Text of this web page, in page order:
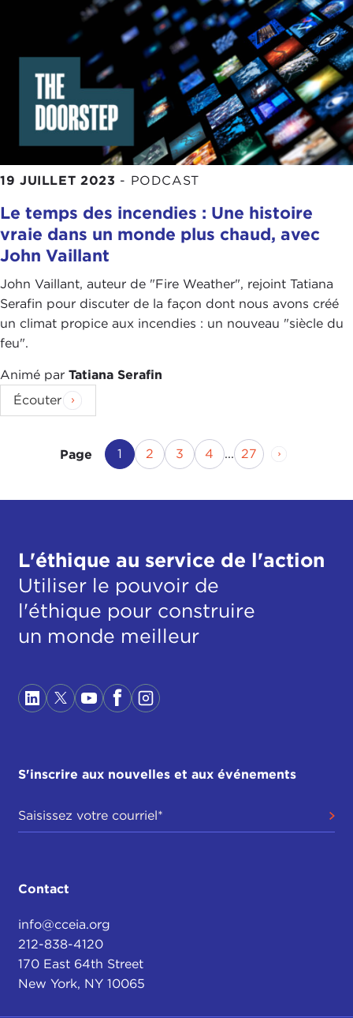
19 JUILLET 2023 - PODCAST
Le temps des incendies : Une histoire
vraie dans un monde plus chaud, avec
John Vaillant
John Vaillant, auteur de "Fire Weather", rejoint Tatiana
Serafin pour discuter de la façon dont nous avons créé
un climat propice aux incendies : un nouveau "siècle du
feu".
Animé par Tatiana Serafin
Écouter
Page Page
Page actuelle
1 Page
2 Page
3 Page
4 ... Page
27
L'éthique au service de l'action
Utiliser le pouvoir de
l'éthique pour construire
un monde meilleur
S'inscrire aux nouvelles et aux événements
Contact
info@cceia.org
212-838-4120
170 East 64th Street
New York, NY 10065